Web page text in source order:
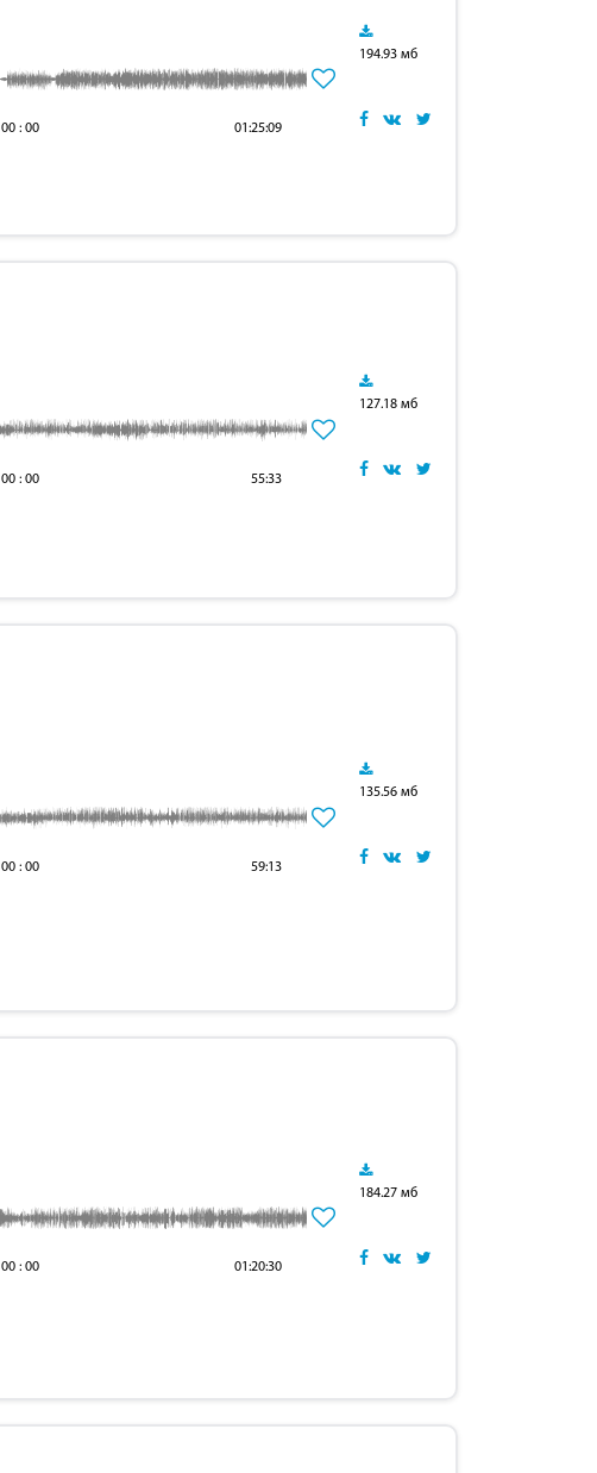
00 : 00 01:25:09
194.93 мб
00 : 00 55:33
127.18 мб
00 : 00 59:13
135.56 мб
00 : 00 01:20:30
184.27 мб